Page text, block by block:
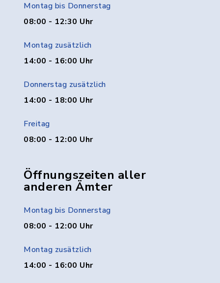
Montag bis Donnerstag
08:00 - 12:30 Uhr
Montag zusätzlich
14:00 - 16:00 Uhr
Donnerstag zusätzlich
14:00 - 18:00 Uhr
Freitag
08:00 - 12:00 Uhr
Öffnungszeiten aller
anderen Ämter
Montag bis Donnerstag
08:00 - 12:00 Uhr
Montag zusätzlich
14:00 - 16:00 Uhr